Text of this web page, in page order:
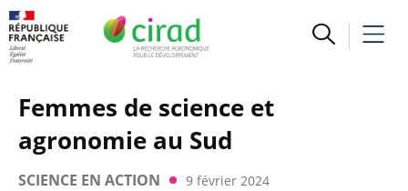
Femmes de science et
agronomie au Sud
SCIENCE EN ACTION 9 février 2024